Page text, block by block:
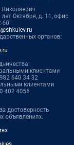
Николаевич
Октября, д. 11, офис
60
органов:
клиентами
640 34 32
клиентами
402 4056
достоверность
объявлениях.